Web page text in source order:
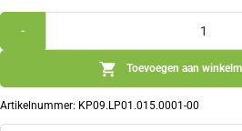
Artikelnummer: KP09.LP01.015.0001-00
-
Toevoegen aan